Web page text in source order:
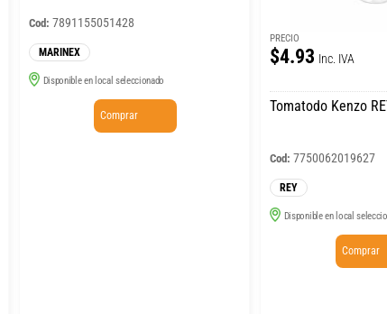
Cod: 7891155051428
MARINEX
Disponible en local seleccionado
Comprar
PRECIO
$4.93 Inc. IVA
Tomatodo Kenzo
Cod: 7750062019627
REY
Disponible en local
Comprar